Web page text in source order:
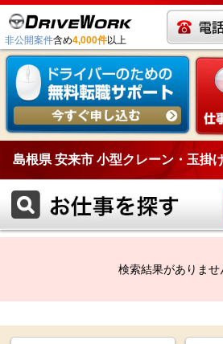
非公開案件含め4,000件以上
検索結果がありませ